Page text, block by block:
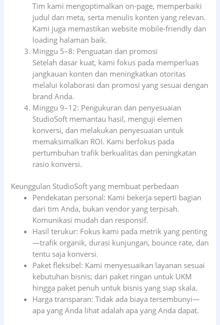
Tim kami mengoptimalkan on-page, memperbaiki
judul dan meta, serta menulis konten yang relevan.
Kami juga memastikan website mobile-friendly dan
loading halaman baik.
Minggu 5–8: Penguatan dan promosi
Setelah dasar kuat, kami fokus pada memperluas
jangkauan konten dan meningkatkan otoritas
melalui kolaborasi dan promosi yang sesuai dengan
brand Anda.
Minggu 9–12: Pengukuran dan penyesuaian
StudioSoft memantau hasil, menguji elemen
konversi, dan melakukan penyesuaian untuk
memaksimalkan ROI. Kami berfokus pada
pertumbuhan trafik berkualitas dan peningkatan
rasio konversi.
Keunggulan StudioSoft yang membuat perbedaan
Pendekatan personal: Kami bekerja seperti bagian
dari tim Anda, bukan vendor yang terpisah.
Komunikasi mudah dan responsif.
Hasil terukur: Fokus kami pada metrik yang penting
—trafik organik, durasi kunjungan, bounce rate, dan
tentu saja konversi.
Paket fleksibel: Kami menyesuaikan layanan sesuai
kebutuhan bisnis; dari paket ringan untuk UKM
hingga paket penuh untuk bisnis yang siap skala.
Harga transparan: Tidak ada biaya tersembunyi—
apa yang Anda lihat adalah apa yang Anda dapat.